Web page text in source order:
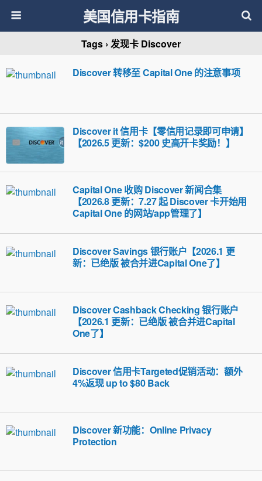
美国信用卡指南
Tags › 发现卡 Discover
Discover 转移至 Capital One 的注意事项
Discover it 信用卡【零信用记录即可申请】
【2026.5 更新：$200 史高开卡奖励！】
Capital One 收购 Discover 新闻合集
【2026.8 更新：7.27 起 Discover 卡开始用
Capital One 的网站/app管理了】
Discover Savings 银行账户【2026.1 更
新：已绝版 被合并进Capital One了】
Discover Cashback Checking 银行账户
【2026.1 更新：已绝版 被合并进Capital
One了】
Discover 信用卡Targeted促销活动：额外
4%返现 up to $80 Back
Discover 新功能：Online Privacy
Protection